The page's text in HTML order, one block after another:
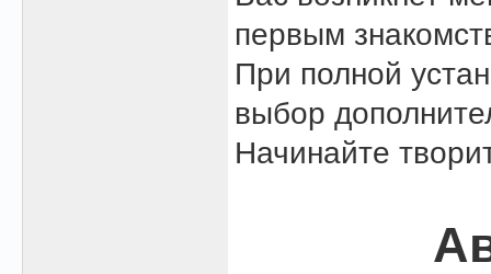
первым
При полной
выбор
Начинайте